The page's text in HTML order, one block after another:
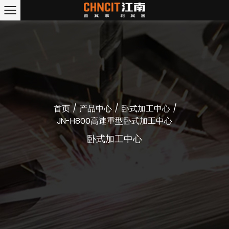
首页/产品中心 /卧式加工中心/
JN-H800高速重型卧式加工中心
卧式加工中心